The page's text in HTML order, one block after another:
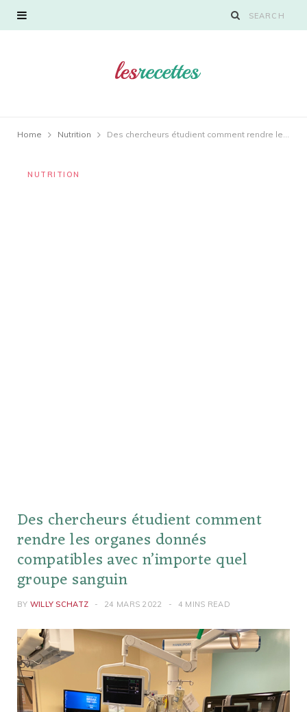
Home Nutrition Des chercheurs étudient comment rendre les organes donnés compatibles avec n’importe quel groupe sanguin
NUTRITION
Des chercheurs étudient comment
rendre les organes donnés
compatibles avec n’importe quel
groupe sanguin
BY WILLY SCHATZ 24 MARS 2022 4 MINS READ